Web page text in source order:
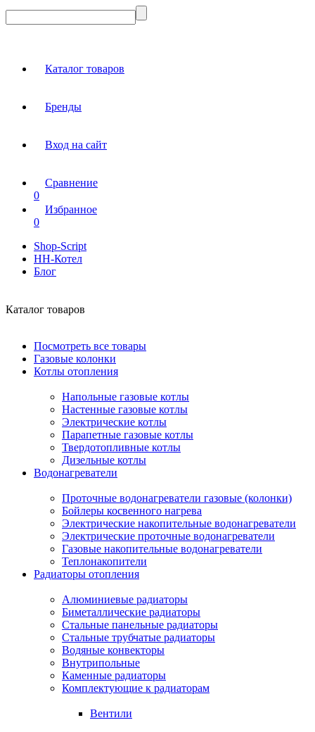
Каталог товаров
Бренды
Вход на сайт
Сравнение
0
Избранное
0
Shop-Script
НН-Котел
Блог
Каталог товаров
Посмотреть все товары
Газовые колонки
Котлы отопления
Напольные газовые котлы
Настенные газовые котлы
Электрические котлы
Парапетные газовые котлы
Твердотопливные котлы
Дизельные котлы
Водонагреватели
Проточные водонагреватели газовые (колонки)
Бойлеры косвенного нагрева
Электрические накопительные водонагреватели
Электрические проточные водонагреватели
Газовые накопительные водонагреватели
Теплонакопители
Радиаторы отопления
Алюминиевые радиаторы
Биметаллические радиаторы
Стальные панельные радиаторы
Стальные трубчатые радиаторы
Водяные конвекторы
Внутрипольные
Каменные радиаторы
Комплектующие к радиаторам
Вентили